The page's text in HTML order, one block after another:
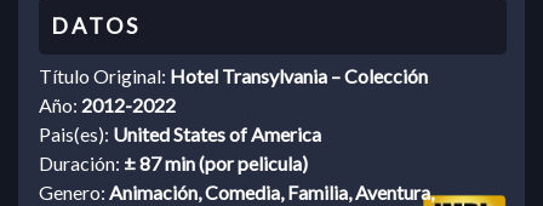
Título Original: Hotel Transylvania – Colección
Año: 2012-2022
Pais(es): United States of America
Duración: ± 87 min (por pelicula)
Genero: Animación, Comedia, Familia, Aventura,